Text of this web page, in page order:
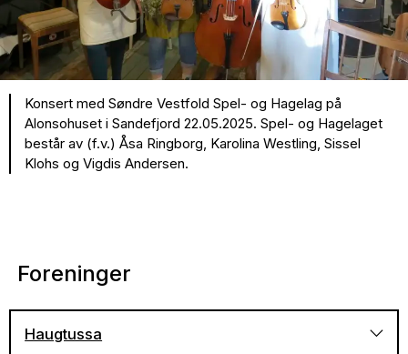
Konsert med Søndre Vestfold Spel- og Hagelag på
Alonsohuset i Sandefjord 22.05.2025. Spel- og Hagelaget
består av (f.v.) Åsa Ringborg, Karolina Westling, Sissel
Klohs og Vigdis Andersen.
Foreninger
Haugtussa